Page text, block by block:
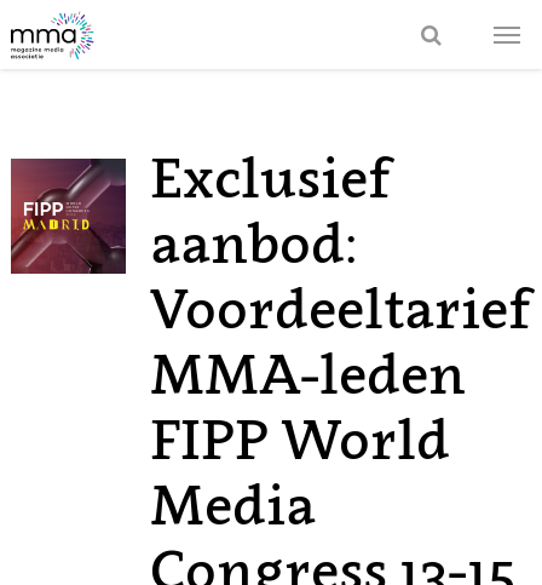
Exclusief
aanbod:
Voordeeltarief
MMA-leden
FIPP World
Media
Congress 13-15